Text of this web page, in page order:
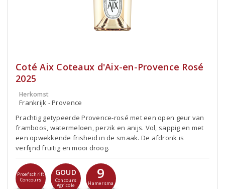
Coté Aix Coteaux d'Aix-en-Provence Rosé
2025
Herkomst
Frankrijk - Provence
Prachtig getypeerde Provence-rosé met een open geur van
framboos, watermeloen, perzik en anijs. Vol, sappig en met
een opwekkende frisheid in de smaak. De afdronk is
verfijnd fruitig en mooi droog.
Proefschrift
Concours
GOUD
Concours
Agricole
9
Hamersma